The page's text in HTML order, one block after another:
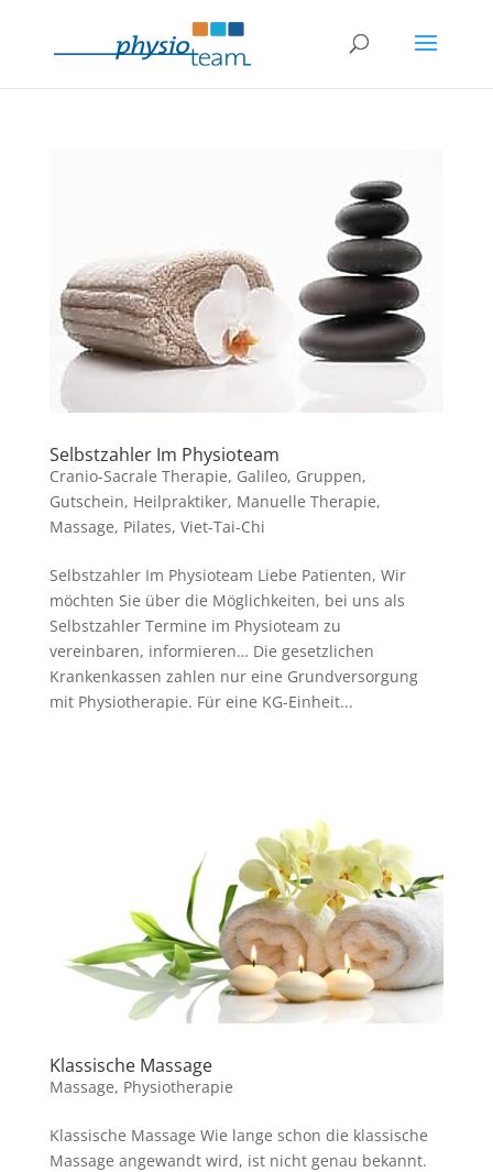
Selbstzahler Im Physioteam
Cranio-Sacrale Therapie, Galileo, Gruppen,
Gutschein, Heilpraktiker, Manuelle Therapie,
Massage, Pilates, Viet-Tai-Chi
Selbstzahler Im Physioteam Liebe Patienten, Wir
möchten Sie über die Möglichkeiten, bei uns als
Selbstzahler Termine im Physioteam zu
vereinbaren, informieren… Die gesetzlichen
Krankenkassen zahlen nur eine Grundversorgung
mit Physiotherapie. Für eine KG-Einheit...
Klassische Massage
Massage, Physiotherapie
Klassische Massage Wie lange schon die klassische
Massage angewandt wird, ist nicht genau bekannt.